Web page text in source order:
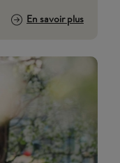
En savoir plus